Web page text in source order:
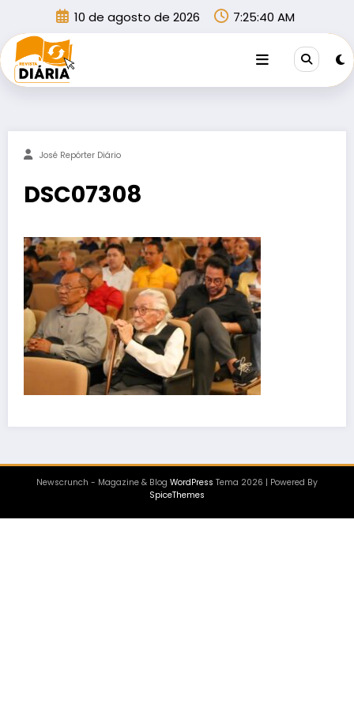
conteúdo
10 de agosto de 2026 7:25:40 AM
José Repórter Diário
DSC07308
Newscrunch - Magazine & Blog WordPress Tema 2026 | Powered By
SpiceThemes